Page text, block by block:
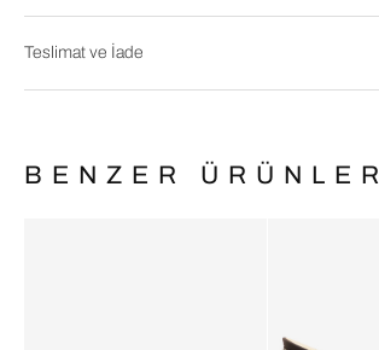
Teslimat ve İade
BENZER ÜRÜNLER